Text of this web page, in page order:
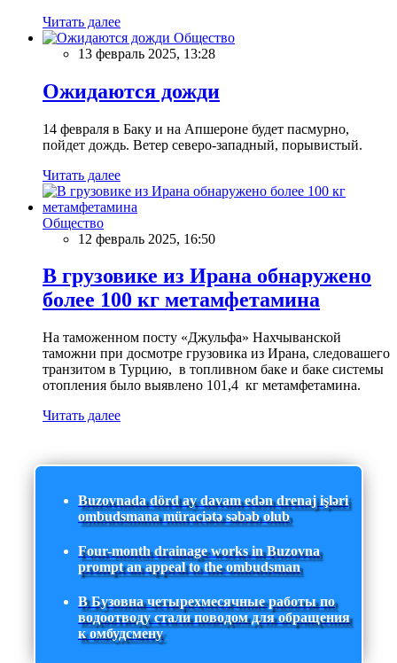
Читать далее
Общество
13 февраль 2025, 13:28
Ожидаются дожди
14 февраля в Баку и на Апшероне будет пасмурно,
пойдет дождь. Ветер северо-западный, порывистый.
Читать далее
Общество
12 февраль 2025, 16:50
В грузовике из Ирана обнаружено
более 100 кг метамфетамина
На таможенном посту «Джульфа» Нахчыванской
таможни при досмотре грузовика из Ирана, следовашего
транзитом в Турцию, в топливном баке и баке системы
отопления было выявлено 101,4 кг метамфетамина.
Читать далее
Buzovnada dörd ay davam edən drenaj işləri
ombudsmana müraciətə səbəb olub
Four-month drainage works in Buzovna
prompt an appeal to the ombudsman
В Бузовна четырехмесячные работы по
водоотводу стали поводом для обращения
к омбудсмену